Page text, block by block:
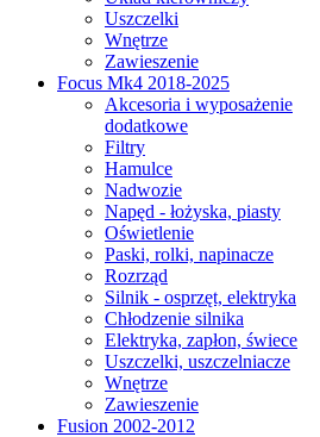
Uszczelki
Wnętrze
Zawieszenie
Focus Mk4 2018-2025
Akcesoria i wyposażenie
dodatkowe
Filtry
Hamulce
Nadwozie
Napęd - łożyska, piasty
Oświetlenie
Paski, rolki, napinacze
Rozrząd
Silnik - osprzęt, elektryka
Chłodzenie silnika
Elektryka, zapłon, świece
Uszczelki, uszczelniacze
Wnętrze
Zawieszenie
Fusion 2002-2012